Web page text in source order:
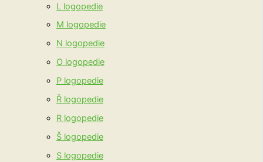
L logopedie
M logopedie
N logopedie
O logopedie
P logopedie
Ř logopedie
R logopedie
Š logopedie
S logopedie